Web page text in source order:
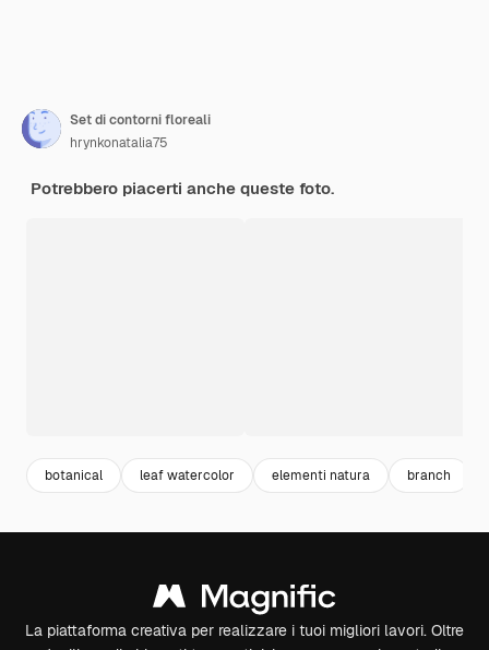
Set di contorni floreali
hrynkonatalia75
Potrebbero piacerti anche queste foto.
botanical leaf watercolor elementi natura branch
La piattaforma creativa per realizzare i tuoi migliori lavori. Oltre